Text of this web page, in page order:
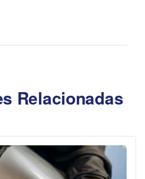
Relacionadas